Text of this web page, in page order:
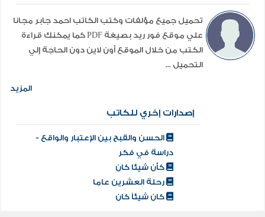
تحميل جميع مؤلفات وكتب الكاتب احمد جابر مجانا
علي موقع فور ريد بصيغة PDF كما يمكنك قراءة
الكتب من خلال الموقع أون لاين دون الحاجة إلي
التحميل ...
المزيد
إصدارات إخري للكاتب
الحسن والقبح بين الإعتبار والواقع -
دراسة في فكر
كأن شيئا كان
رحلة العشرين عاما
كان شيئاً كان